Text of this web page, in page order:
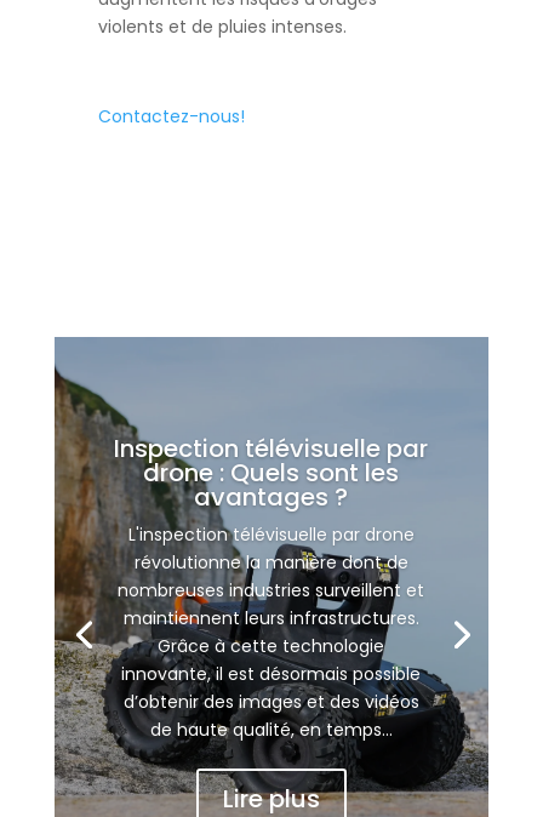
violents et de pluies intenses.
Contactez-nous!
Inspection télévisuelle par
drone : Quels sont les
avantages ?
L'inspection télévisuelle par drone
révolutionne la manière dont de
nombreuses industries surveillent et
maintiennent leurs infrastructures.
Grâce à cette technologie
innovante, il est désormais possible
d’obtenir des images et des vidéos
de haute qualité, en temps...
Lire plus